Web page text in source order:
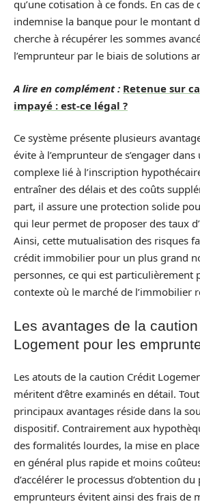
qu’une cotisation à ce fonds. En cas de
indemnise la banque pour le montant
cherche à récupérer les sommes
l’emprunteur par le biais de solutions
A lire en complément : Retenue sur
impayé : est-ce légal ?
Ce système présente plusieurs
évite à l’emprunteur de s’engager
complexe lié à l’inscription
entraîner des délais et des coûts
part, il assure une protection solide
qui leur permet de proposer des taux
Ainsi, cette mutualisation des risques
crédit immobilier pour un plus grand
personnes, ce qui est particulièrement
contexte où le marché de l’immobilier
Les avantages de la
Logement pour les
Les atouts de la caution Crédit
méritent d’être examinés en détail. Tout
principaux avantages réside dans la
dispositif. Contrairement aux
des formalités lourdes, la mise en
en général plus rapide et moins
d’accélérer le processus d’obtention
emprunteurs évitent ainsi des frais de